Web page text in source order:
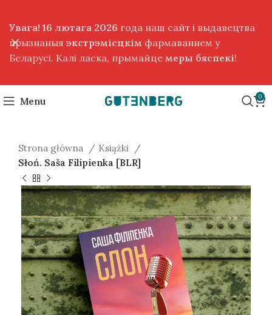
Menu 0
Strona główna
Książki
Słoń. Saša Filipienka [BLR]
Увага! 16 лютага 2026 года наш сайт і выдавецтва
прызнаныя экстрэмісцкім фармаваннем у
Беларусі. Калі ласка, прымайце меры бяспекі!